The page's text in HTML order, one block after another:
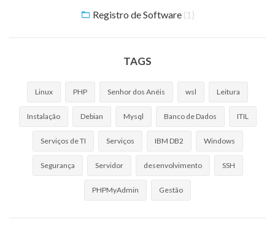
Registro de Software (1)
TAGS
Linux PHP Senhor dos Anéis wsl Leitura
Instalação Debian Mysql Banco de Dados ITIL
Serviços de TI Serviços IBM DB2 Windows
Segurança Servidor desenvolvimento SSH
PHPMyAdmin Gestão